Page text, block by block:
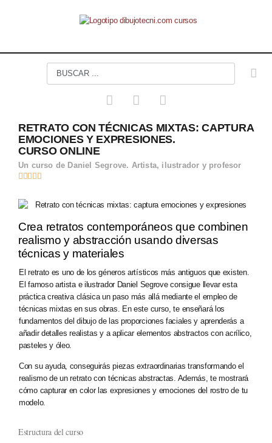
RETRATO CON TÉCNICAS MIXTAS: CAPTURA
EMOCIONES Y EXPRESIONES.
CURSO ONLINE
Un curso de Daniel Segrove. Artista, ilustrador y profesor
    
Crea retratos contemporáneos que combinen
realismo y abstracción usando diversas
técnicas y materiales
El retrato es uno de los géneros artísticos más antiguos que existen.
El famoso artista e ilustrador Daniel Segrove consigue llevar esta
práctica creativa clásica un paso más allá mediante el empleo de
técnicas mixtas en sus obras. En este curso, te enseñará los
fundamentos del dibujo de las proporciones faciales y aprenderás a
añadir detalles realistas y a aplicar elementos abstractos con acrílico,
pasteles y óleo.
Con su ayuda, conseguirás piezas extraordinarias transformando el
realismo de un retrato con técnicas abstractas. Además, te mostrará
cómo capturar en color las expresiones y emociones del rostro de tu
modelo.
Estructura del curso